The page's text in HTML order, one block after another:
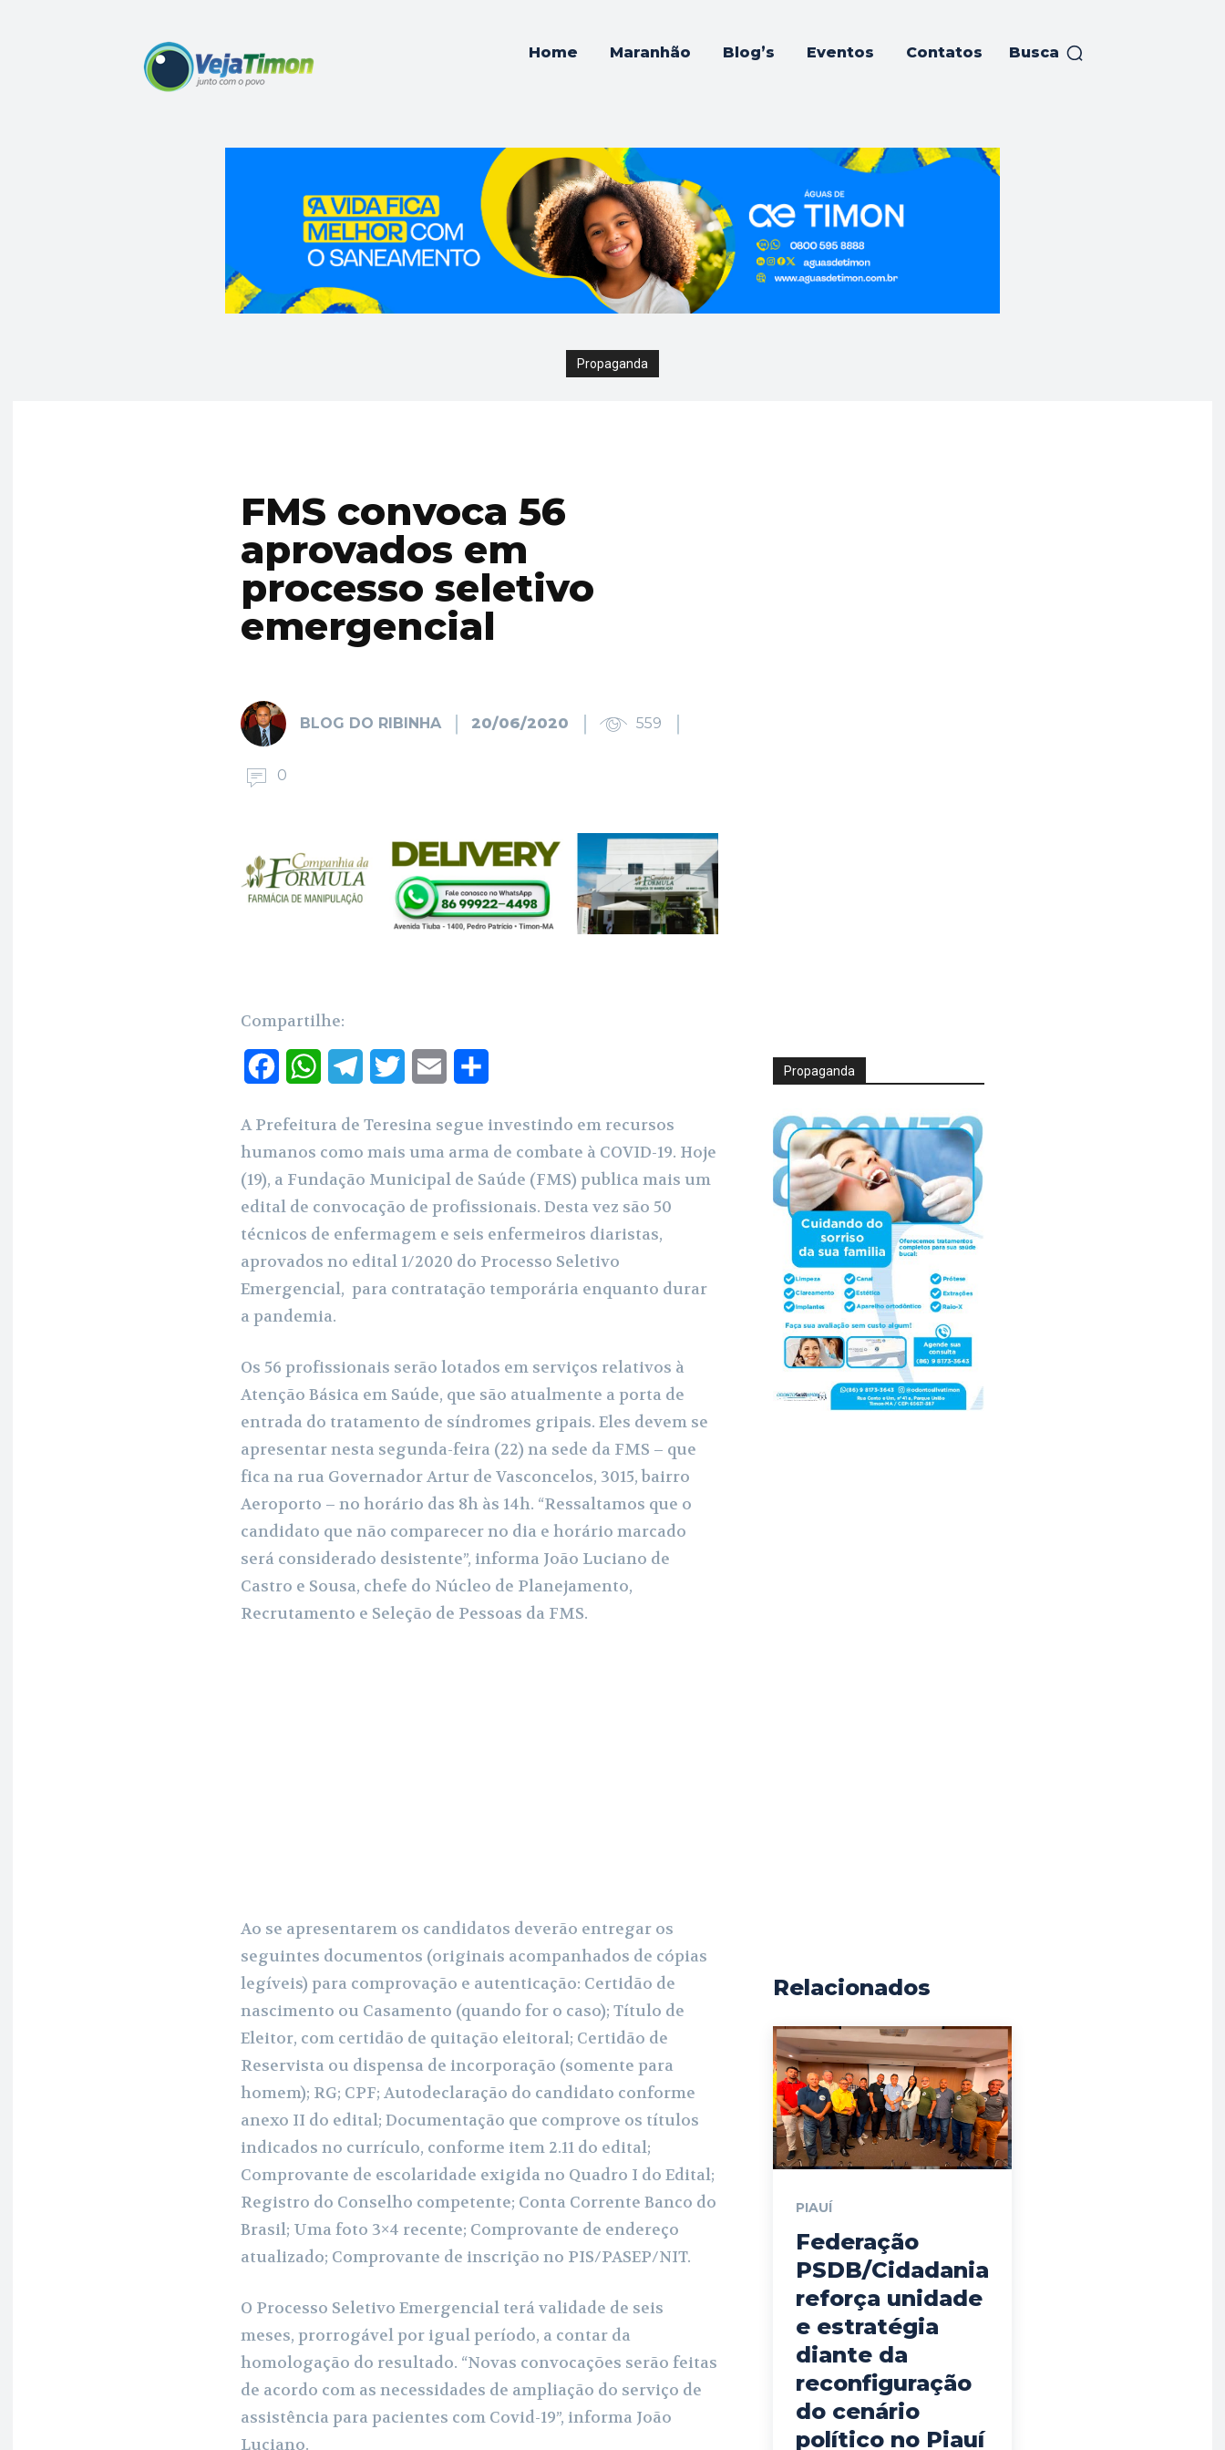
Home Maranhão Blog’s Eventos Contatos Busca
Propaganda
FMS convoca 56
aprovados em
processo seletivo
emergencial
BLOG DO RIBINHA 20/06/2020 559
0
Compartilhe:
c
b
o
o
W
a
t
s
A
p
p
l
e
g
r
a
i
t
t
e
r
a
i
l
a
e
A Prefeitura de Teresina segue investindo em recursos
humanos como mais uma arma de combate à COVID-19. Hoje
(19), a Fundação Municipal de Saúde (FMS) publica mais um
edital de convocação de profissionais. Desta vez são 50
técnicos de enfermagem e seis enfermeiros diaristas,
aprovados no edital 1/2020 do Processo Seletivo
Emergencial, para contratação temporária enquanto durar
a pandemia.
Os 56 profissionais serão lotados em serviços relativos à
Atenção Básica em Saúde, que são atualmente a porta de
entrada do tratamento de síndromes gripais. Eles devem se
apresentar nesta segunda-feira (22) na sede da FMS – que
fica na rua Governador Artur de Vasconcelos, 3015, bairro
Aeroporto – no horário das 8h às 14h. “Ressaltamos que o
candidato que não comparecer no dia e horário marcado
será considerado desistente”, informa João Luciano de
Castro e Sousa, chefe do Núcleo de Planejamento,
Recrutamento e Seleção de Pessoas da FMS.
Ao se apresentarem os candidatos deverão entregar os
seguintes documentos (originais acompanhados de cópias
legíveis) para comprovação e autenticação: Certidão de
nascimento ou Casamento (quando for o caso); Título de
Eleitor, com certidão de quitação eleitoral; Certidão de
Reservista ou dispensa de incorporação (somente para
homem); RG; CPF; Autodeclaração do candidato conforme
anexo II do edital; Documentação que comprove os títulos
indicados no currículo, conforme item 2.11 do edital;
Comprovante de escolaridade exigida no Quadro I do Edital;
Registro do Conselho competente; Conta Corrente Banco do
Brasil; Uma foto 3×4 recente; Comprovante de endereço
atualizado; Comprovante de inscrição no PIS/PASEP/NIT.
O Processo Seletivo Emergencial terá validade de seis
meses, prorrogável por igual período, a contar da
homologação do resultado. “Novas convocações serão feitas
de acordo com as necessidades de ampliação do serviço de
assistência para pacientes com Covid-19”, informa João
Luciano.
Propaganda
Relacionados
PIAUÍ
Federação
PSDB/Cidadania
reforça unidade
e estratégia
diante da
reconfiguração
do cenário
político no Piauí